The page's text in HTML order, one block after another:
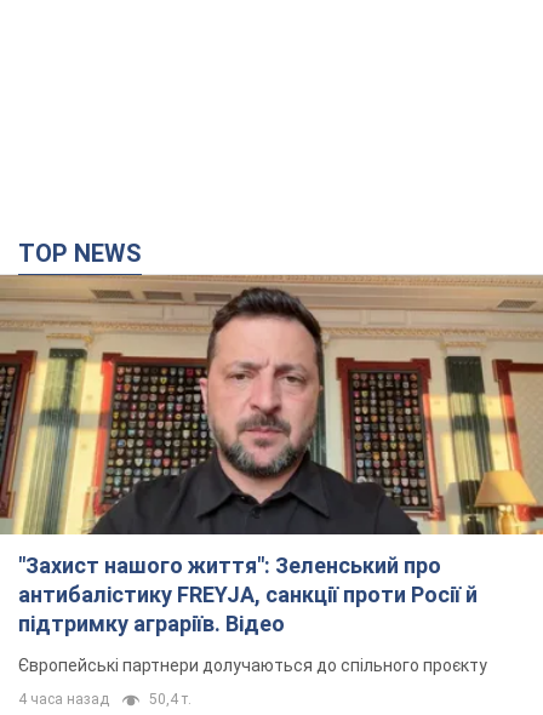
TOP NEWS
"Захист нашого життя": Зеленський про
антибалістику FREYJA, санкції проти Росії й
підтримку аграріїв. Відео
Європейські партнери долучаються до спільного проєкту
4 часа назад 50,4 т.